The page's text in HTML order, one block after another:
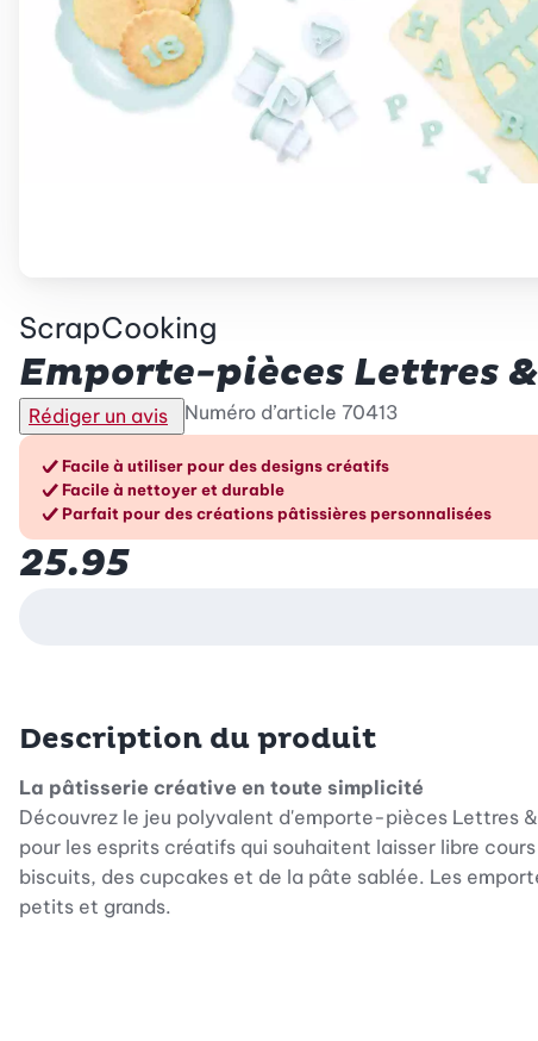
ScrapCooking
Emporte-pièces Lettres
Rédiger un avis Numéro d’article 70413
Les avantages en un
Facile à utiliser pour des designs créatifs
Facile à nettoyer et durable
Parfait pour des créations pâtissières personnalisées
25.95
Description du produit
La pâtisserie créative en toute simplicité
Découvrez le jeu polyvalent d'emporte-pièces Lettres
pour les esprits créatifs qui souhaitent laisser libre
biscuits, des cupcakes et de la pâte sablée. Les
petits et grands.
vos pâtisseries et d'en faire quelque chose de très